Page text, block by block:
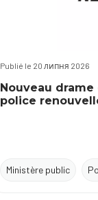
Publié le 20 липня 2026
Nouveau
police
Ministère public